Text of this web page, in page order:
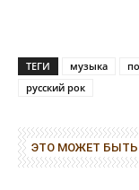
ТЕГИ музыка
русский рок
ЭТО МОЖЕТ